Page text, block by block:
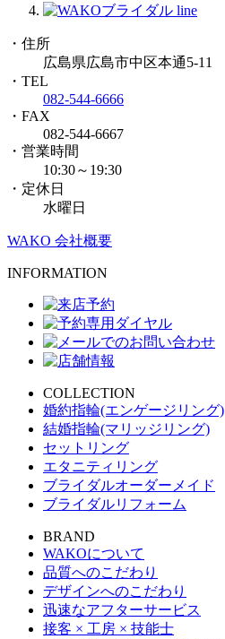
・住所
広島県広島市中区本通5-11
・TEL
082-544-6666
・FAX
082-544-6667
・営業時間
10:30～19:30
・定休日
水曜日
WAKO 会社概要
INFORMATION
COLLECTION
婚約指輪(エンゲージリング)
結婚指輪(マリッジリング)
セットリング
エタニティリング
ブライダルオーダーメイド
ブライダルリフォーム
BRAND
WAKOについて
品質へのこだわり
デザインへのこだわり
迅速なアフターサービス
接客 × 工房 × 技能士